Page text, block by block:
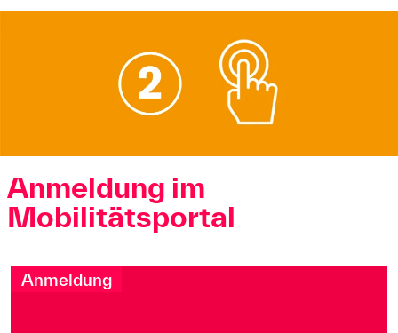
Anmeldung im
Mobilitätsportal
Anmeldung